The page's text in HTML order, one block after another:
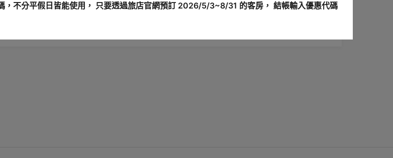
不分平假日皆能使用， 只要透過旅店官網預訂 2026/5/3~8/31 的客房， 結帳輸入優惠代碼